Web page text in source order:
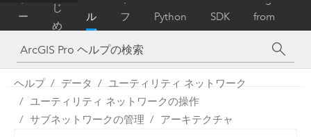
ー
ム
じ
め
に
ル
プ
フ
ァ
レ
ン
Python SDK
from
ArcMap
ヘルプ データ
ユーティリティ ネットワーク
ユーティリティ ネットワークの操作
サブネットワークの管理
アーキテクチャ